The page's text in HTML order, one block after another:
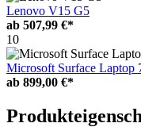
Lenovo V15 G5
ab 507,99 €*
10
Microsoft Surface Laptop
ab 899,00 €*